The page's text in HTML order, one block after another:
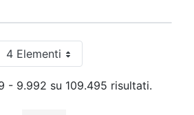
4 ElementiPer pagina
- 9.992 su 109.495 risultati.